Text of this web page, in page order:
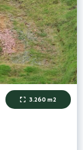
 3.260 m2